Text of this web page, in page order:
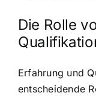
Die Rolle
Erfahrung und
entscheidende